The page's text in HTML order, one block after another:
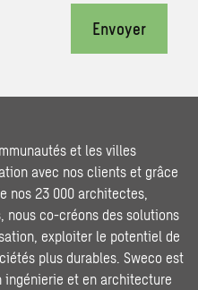
Envoyer
et les villes
avec nos clients et grâce
nos 23 000 architectes,
nous co-créons des solutions
exploiter le potentiel de
plus durables. Sweco est
ingénierie et en architecture